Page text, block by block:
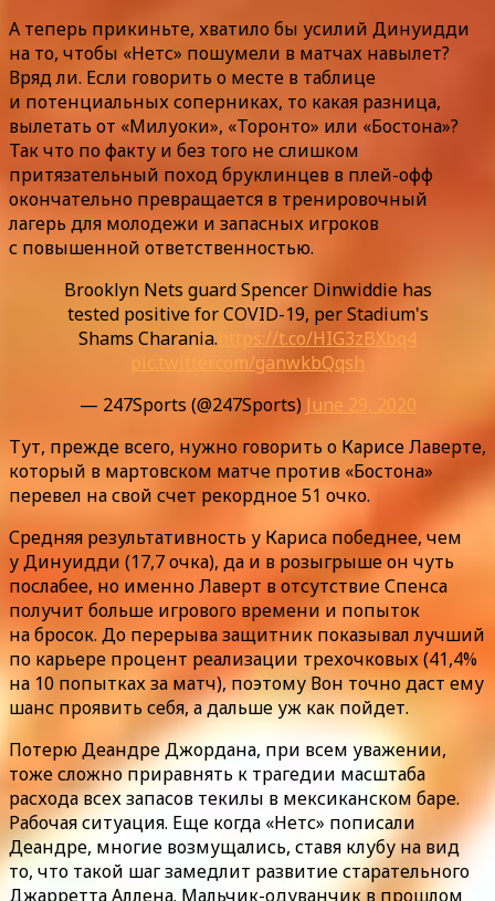
А теперь прикиньте, хватило бы усилий Динуидди
на то, чтобы «Нетс» пошумели в матчах навылет?
Вряд ли. Если говорить о месте в таблице
и потенциальных соперниках, то какая разница,
вылетать от «Милуоки», «Торонто» или «Бостона»?
Так что по факту и без того не слишком
притязательный поход бруклинцев в плей-офф
окончательно превращается в тренировочный
лагерь для молодежи и запасных игроков
с повышенной ответственностью.
Brooklyn Nets guard Spencer Dinwiddie has
tested positive for COVID-19, per Stadium's
Shams Charania. https://t.co/HIG3zBXbq4
pic.twitter.com/ganwkbQqsh
— 247Sports (@247Sports) June 29, 2020
Тут, прежде всего, нужно говорить о Карисе Лаверте,
который в мартовском матче против «Бостона»
перевел на свой счет рекордное 51 очко.
Средняя результативность у Кариса победнее, чем
у Динуидди (17,7 очка), да и в розыгрыше он чуть
послабее, но именно Лаверт в отсутствие Спенса
получит больше игрового времени и попыток
на бросок. До перерыва защитник показывал лучший
по карьере процент реализации трехочковых (41,4%
на 10 попытках за матч), поэтому Вон точно даст ему
шанс проявить себя, а дальше уж как пойдет.
Потерю Деандре Джордана, при всем уважении,
тоже сложно приравнять к трагедии масштаба
расхода всех запасов текилы в мексиканском баре.
Рабочая ситуация. Еще когда «Нетс» пописали
Деандре, многие возмущались, ставя клубу на вид
то, что такой шаг замедлит развитие старательного
Джарретта Аллена. Мальчик-одуванчик в прошлом